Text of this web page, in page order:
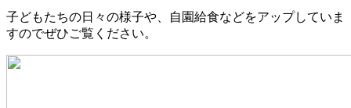
子どもたちの日々の様子や、自園給食などをアップしていま
すのでぜひご覧ください。